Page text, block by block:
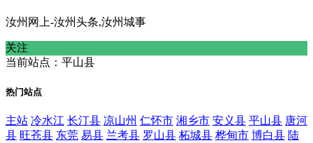
汝州网上-汝州头条,汝州城事
关注
当前站点：平山县
热门站点
主站 冷水江 长汀县 凉山州 仁怀市 湘乡市 安义县 平山县 唐河
县 旺苍县 东莞 易县 兰考县 罗山县 柘城县 桦甸市 博白县 陆